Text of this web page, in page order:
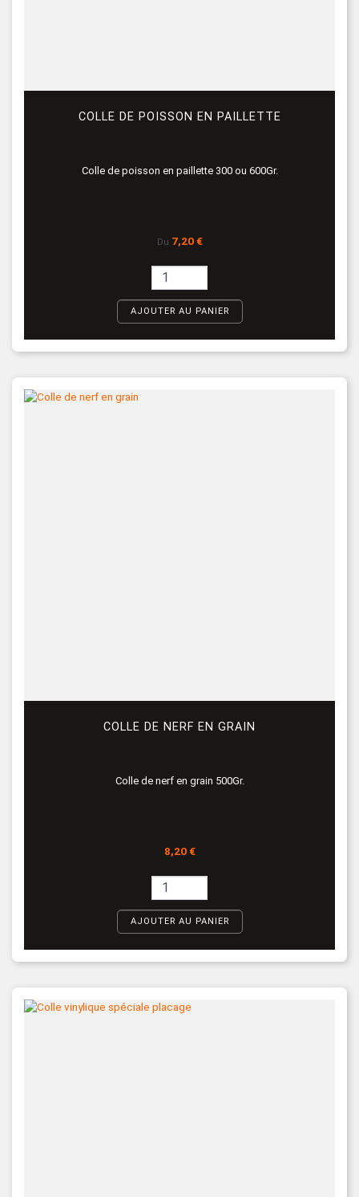
COLLE DE POISSON EN PAILLETTE
Colle de poisson en paillette 300 ou 600Gr.
Du Prix
7,20 €
AJOUTER AU PANIER
COLLE DE NERF EN GRAIN
Colle de nerf en grain 500Gr.
Prix
8,20 €
AJOUTER AU PANIER